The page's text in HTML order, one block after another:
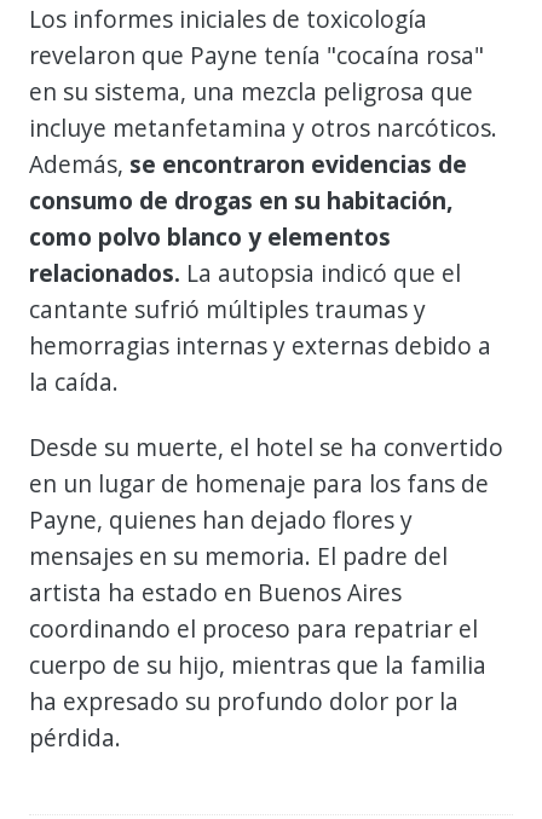
Los informes iniciales de toxicología
revelaron que Payne tenía "cocaína rosa"
en su sistema, una mezcla peligrosa que
incluye metanfetamina y otros narcóticos.
Además, se encontraron evidencias de
consumo de drogas en su habitación,
como polvo blanco y elementos
relacionados. La autopsia indicó que el
cantante sufrió múltiples traumas y
hemorragias internas y externas debido a
la caída.
Desde su muerte, el hotel se ha convertido
en un lugar de homenaje para los fans de
Payne, quienes han dejado flores y
mensajes en su memoria. El padre del
artista ha estado en Buenos Aires
coordinando el proceso para repatriar el
cuerpo de su hijo, mientras que la familia
ha expresado su profundo dolor por la
pérdida.